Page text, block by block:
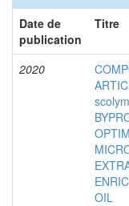
Date de
publication
Titre
2020
OIL